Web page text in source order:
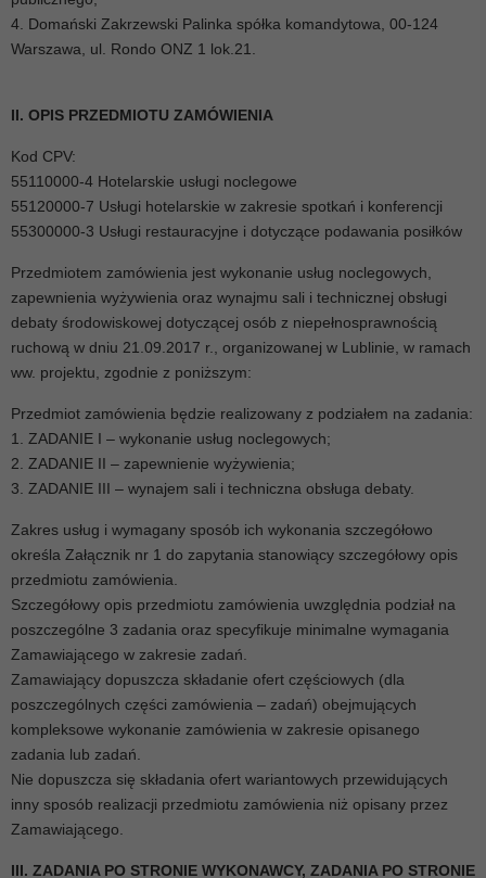
4. Domański Zakrzewski Palinka spółka komandytowa, 00-124
Warszawa, ul. Rondo ONZ 1 lok.21.
II. OPIS PRZEDMIOTU ZAMÓWIENIA
Kod CPV:
55110000-4 Hotelarskie usługi noclegowe
55120000-7 Usługi hotelarskie w zakresie spotkań i konferencji
55300000-3 Usługi restauracyjne i dotyczące podawania posiłków
Przedmiotem zamówienia jest wykonanie usług noclegowych,
zapewnienia wyżywienia oraz wynajmu sali i technicznej obsługi
debaty środowiskowej dotyczącej osób z niepełnosprawnością
ruchową w dniu 21.09.2017 r., organizowanej w Lublinie, w ramach
ww. projektu, zgodnie z poniższym:
Przedmiot zamówienia będzie realizowany z podziałem na zadania:
1. ZADANIE I – wykonanie usług noclegowych;
2. ZADANIE II – zapewnienie wyżywienia;
3. ZADANIE III – wynajem sali i techniczna obsługa debaty.
Zakres usług i wymagany sposób ich wykonania szczegółowo
określa Załącznik nr 1 do zapytania stanowiący szczegółowy opis
przedmiotu zamówienia.
Szczegółowy opis przedmiotu zamówienia uwzględnia podział na
poszczególne 3 zadania oraz specyfikuje minimalne wymagania
Zamawiającego w zakresie zadań.
Zamawiający dopuszcza składanie ofert częściowych (dla
poszczególnych części zamówienia – zadań) obejmujących
kompleksowe wykonanie zamówienia w zakresie opisanego
zadania lub zadań.
Nie dopuszcza się składania ofert wariantowych przewidujących
inny sposób realizacji przedmiotu zamówienia niż opisany przez
Zamawiającego.
III. ZADANIA PO STRONIE WYKONAWCY, ZADANIA PO STRONIE